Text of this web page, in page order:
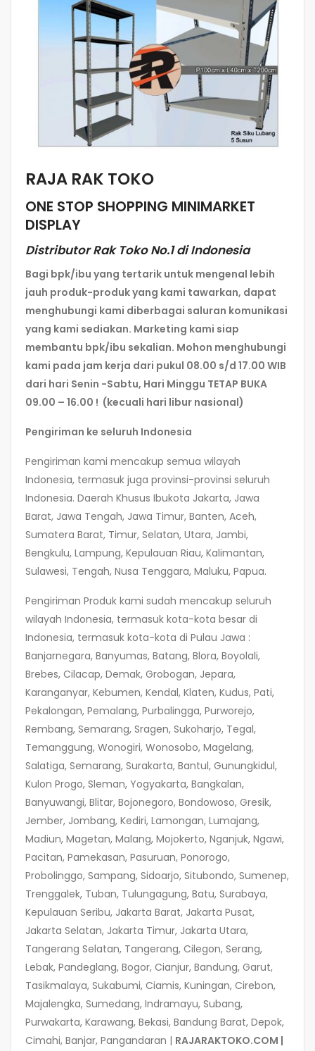
RAJA RAK TOKO
ONE STOP SHOPPING MINIMARKET
DISPLAY
Distributor Rak Toko No.1 di Indonesia
Bagi bpk/ibu yang tertarik untuk mengenal lebih
jauh produk-produk yang kami tawarkan, dapat
menghubungi kami diberbagai saluran komunikasi
yang kami sediakan. Marketing kami siap
membantu bpk/ibu sekalian. Mohon menghubungi
kami pada jam kerja dari pukul 08.00 s/d 17.00 WIB
dari hari Senin -Sabtu, Hari Minggu TETAP BUKA
09.00 – 16.00 ! (kecuali hari libur nasional)
Pengiriman ke seluruh Indonesia
Pengiriman kami mencakup semua wilayah
Indonesia, termasuk juga provinsi-provinsi seluruh
Indonesia. Daerah Khusus Ibukota Jakarta, Jawa
Barat, Jawa Tengah, Jawa Timur, Banten, Aceh,
Sumatera Barat, Timur, Selatan, Utara, Jambi,
Bengkulu, Lampung, Kepulauan Riau, Kalimantan,
Sulawesi, Tengah, Nusa Tenggara, Maluku, Papua.
Pengiriman Produk kami sudah mencakup seluruh
wilayah Indonesia, termasuk kota-kota besar di
Indonesia, termasuk kota-kota di Pulau Jawa :
Banjarnegara, Banyumas, Batang, Blora, Boyolali,
Brebes, Cilacap, Demak, Grobogan, Jepara,
Karanganyar, Kebumen, Kendal, Klaten, Kudus, Pati,
Pekalongan, Pemalang, Purbalingga, Purworejo,
Rembang, Semarang, Sragen, Sukoharjo, Tegal,
Temanggung, Wonogiri, Wonosobo, Magelang,
Salatiga, Semarang, Surakarta, Bantul, Gunungkidul,
Kulon Progo, Sleman, Yogyakarta, Bangkalan,
Banyuwangi, Blitar, Bojonegoro, Bondowoso, Gresik,
Jember, Jombang, Kediri, Lamongan, Lumajang,
Madiun, Magetan, Malang, Mojokerto, Nganjuk, Ngawi,
Pacitan, Pamekasan, Pasuruan, Ponorogo,
Probolinggo, Sampang, Sidoarjo, Situbondo, Sumenep,
Trenggalek, Tuban, Tulungagung, Batu, Surabaya,
Kepulauan Seribu, Jakarta Barat, Jakarta Pusat,
Jakarta Selatan, Jakarta Timur, Jakarta Utara,
Tangerang Selatan, Tangerang, Cilegon, Serang,
Lebak, Pandeglang, Bogor, Cianjur, Bandung, Garut,
Tasikmalaya, Sukabumi, Ciamis, Kuningan, Cirebon,
Majalengka, Sumedang, Indramayu, Subang,
Purwakarta, Karawang, Bekasi, Bandung Barat, Depok,
Cimahi, Banjar, Pangandaran | RAJARAKTOKO.COM |